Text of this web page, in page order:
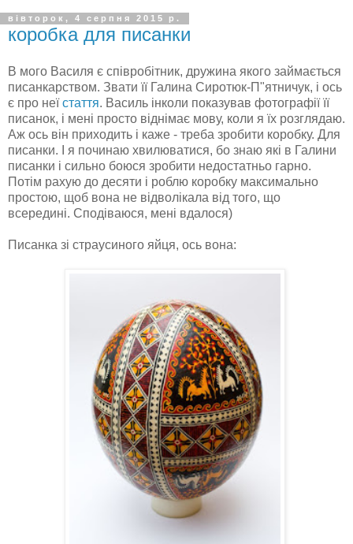
вівторок, 4 серпня 2015 р.
коробка для писанки
В мого Василя є співробітник, дружина якого займається
писанкарством. Звати її Галина Сиротюк-П"ятничук, і ось
є про неїстаття. Василь інколи показував фотографії її
писанок, і мені просто віднімає мову, коли я їх розглядаю.
Аж ось він приходить і каже - треба зробити коробку. Для
писанки. І я починаю хвилюватися, бо знаю які в Галини
писанки і сильно боюся зробити недостатньо гарно.
Потім рахую до десяти і роблю коробку максимально
простою, щоб вона не відволікала від того, що
всередині. Сподіваюся, мені вдалося)
Писанка зі страусиного яйця, ось вона: